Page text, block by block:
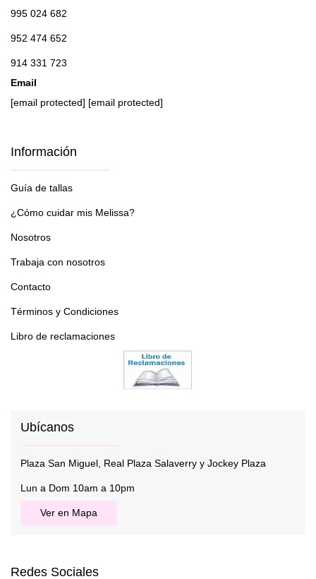
995 024 682
952 474 652
914 331 723
Email
[email protected] [email protected]
Información
Guía de tallas
¿Cómo cuidar mis Melissa?
Nosotros
Trabaja con nosotros
Contacto
Términos y Condiciones
Libro de reclamaciones
Ubícanos
Plaza San Miguel, Real Plaza Salaverry y Jockey Plaza
Lun a Dom 10am a 10pm
Ver en Mapa
Redes Sociales